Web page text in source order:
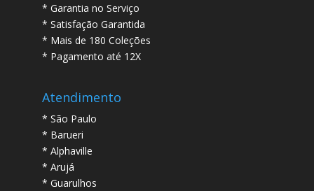
* Garantia no Serviço
* Satisfação Garantida
* Mais de 180 Coleções
* Pagamento até 12X
Atendimento
* São Paulo
* Barueri
* Alphaville
* Arujá
* Guarulhos